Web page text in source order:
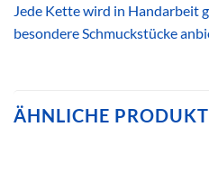
Jede Kette wird in Handarbeit
besondere Schmuckstücke
ÄHNLICHE